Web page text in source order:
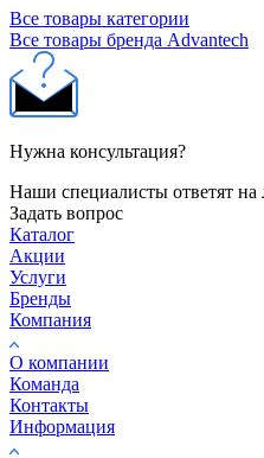
Все товары категории
Все товары бренда Advantech
Нужна консультация?
Наши специалисты ответят
Задать вопрос
Каталог
Акции
Услуги
Бренды
Компания
О компании
Команда
Контакты
Информация